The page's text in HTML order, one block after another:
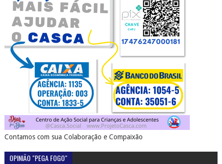
Contamos com sua Colaboração e Compaixão
OPINIÃO "PEGA FOGO"